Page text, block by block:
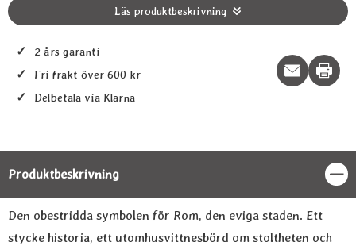
Läs produktbeskrivning
✓ 2 års garanti
✓ Fri frakt över 600 kr
✓ Delbetala via Klarna
Print
Produktbeskrivning
Produktbeskrivning
Den obestridda symbolen för Rom, den eviga staden. Ett
stycke historia, ett utomhusvittnesbörd om stoltheten och